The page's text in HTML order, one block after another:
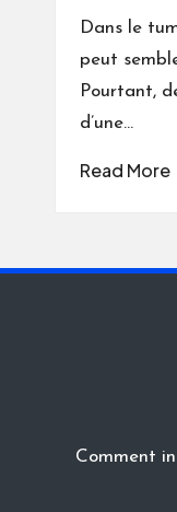
Dans le
peut
Pourtant,
d’une…
Read More
Comment